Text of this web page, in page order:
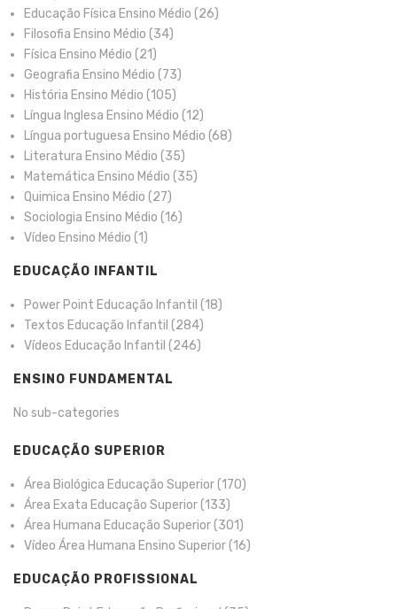
Educação Física Ensino Médio (26)
Filosofia Ensino Médio (34)
Física Ensino Médio (21)
Geografia Ensino Médio (73)
História Ensino Médio (105)
Língua Inglesa Ensino Médio (12)
Língua portuguesa Ensino Médio (68)
Literatura Ensino Médio (35)
Matemática Ensino Médio (35)
Quimica Ensino Médio (27)
Sociologia Ensino Médio (16)
Vídeo Ensino Médio (1)
EDUCAÇÃO INFANTIL
Power Point Educação Infantil (18)
Textos Educação Infantil (284)
Vídeos Educação Infantil (246)
ENSINO FUNDAMENTAL
No sub-categories
EDUCAÇÃO SUPERIOR
Área Biológica Educação Superior(170)
Área Exata Educação Superior(133)
Área Humana Educação Superior(301)
Vídeo Área Humana Ensino Superior(16)
EDUCAÇÃO PROFISSIONAL